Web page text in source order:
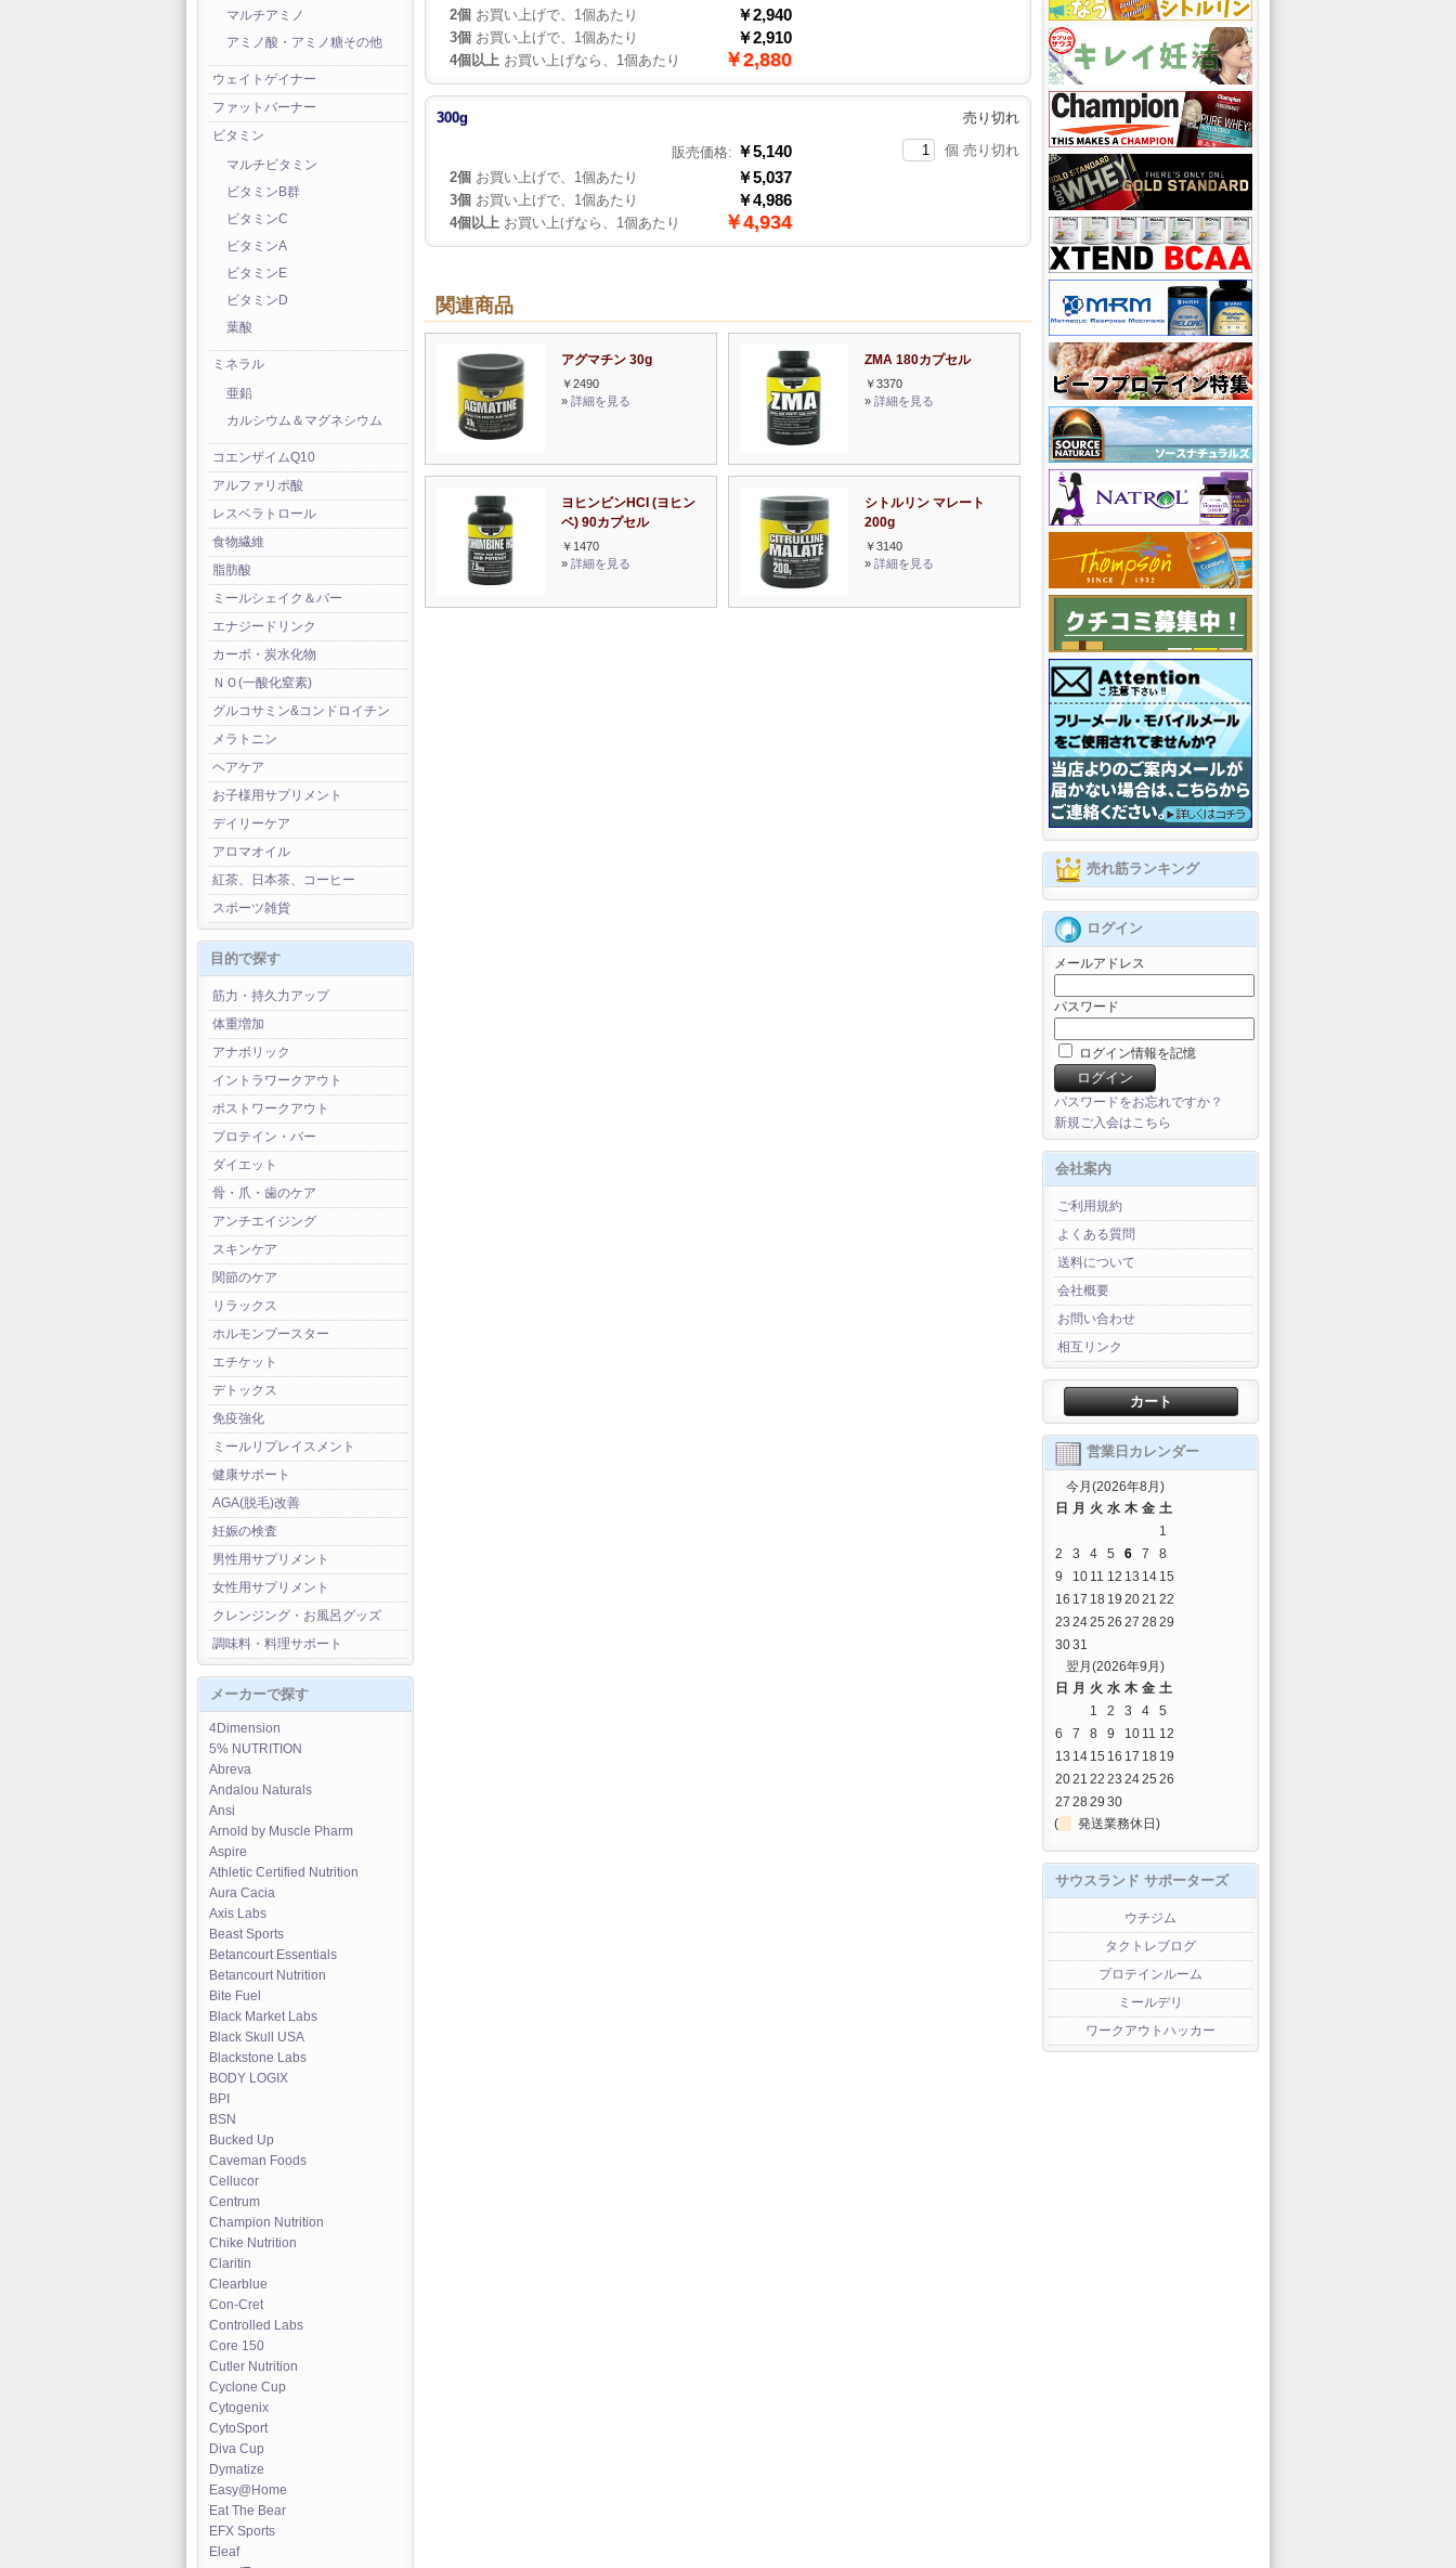
マルチアミノ
アミノ酸・アミノ糖その他
ウェイトゲイナー
ファットバーナー
ビタミン
マルチビタミン
ビタミンB群
ビタミンC
ビタミンA
ビタミンE
ビタミンD
葉酸
ミネラル
亜鉛
カルシウム＆マグネシウム
コエンザイムQ10
アルファリポ酸
レスベラトロール
食物繊維
脂肪酸
ミールシェイク＆バー
エナジードリンク
カーボ・炭水化物
ＮＯ(一酸化窒素)
グルコサミン&コンドロイチン
メラトニン
ヘアケア
お子様用サプリメント
デイリーケア
アロマオイル
紅茶、日本茶、コーヒー
スポーツ雑貨
目的で探す
筋力・持久力アップ
体重増加
アナボリック
イントラワークアウト
ポストワークアウト
プロテイン・バー
ダイエット
骨・爪・歯のケア
アンチエイジング
スキンケア
関節のケア
リラックス
ホルモンブースター
エチケット
デトックス
免疫強化
ミールリプレイスメント
健康サポート
AGA(脱毛)改善
妊娠の検査
男性用サプリメント
女性用サプリメント
クレンジング・お風呂グッズ
調味料・料理サポート
メーカーで探す
4Dimension
5% NUTRITION
Abreva
Andalou Naturals
Ansi
Arnold by Muscle Pharm
Aspire
Athletic Certified Nutrition
Aura Cacia
Axis Labs
Beast Sports
Betancourt Essentials
Betancourt Nutrition
Bite Fuel
Black Market Labs
Black Skull USA
Blackstone Labs
BODY LOGIX
BPI
BSN
Bucked Up
Caveman Foods
Cellucor
Centrum
Champion Nutrition
Chike Nutrition
Claritin
Clearblue
Con-Cret
Controlled Labs
Core 150
Cutler Nutrition
Cyclone Cup
Cytogenix
CytoSport
Diva Cup
Dymatize
Easy@Home
Eat The Bear
EFX Sports
Eleaf
2個 お買い上げで、1個あたり ￥2,940
3個 お買い上げで、1個あたり ￥2,910
4個以上 お買い上げなら、1個あたり ￥2,880
300g 売り切れ
販売価格: ￥5,140
2個 お買い上げで、1個あたり ￥5,037
3個 お買い上げで、1個あたり ￥4,986
4個以上 お買い上げなら、1個あたり ￥4,934
個 売り切れ
関連商品
アグマチン 30g
￥2490
» 詳細を見る
ZMA 180カプセル
￥3370
» 詳細を見る
ヨヒンビンHCI (ヨヒン
ベ) 90カプセル
￥1470
» 詳細を見る
シトルリン マレート
200g
￥3140
» 詳細を見る
売れ筋ランキング
ログイン
メールアドレス
パスワード
ログイン情報を記憶
パスワードをお忘れですか？
新規ご入会はこちら
会社案内
ご利用規約
よくある質問
送料について
会社概要
お問い合わせ
相互リンク
カート
営業日カレンダー
今月(2026年8月)
日 月 火 水 木 金 土
1
2
3 4 5 6 7
8
9
10 11 12 13 14 15
16 17 18 19 2021 22
23 2425 26 27 2829
3031
翌月(2026年9月)
日 月 火 水 木 金 土
1
2 3 4
5
6
7 8 9 10 11 12
13 14 15 16 17 18 19
2021 22 23 2425 26
27 2829 30
(
発送業務休日)
サウスランド サポーターズ
ウチジム
タクトレブログ
プロテインルーム
ミールデリ
ワークアウトハッカー